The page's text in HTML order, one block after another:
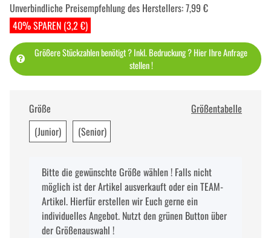
40% SPAREN (3,2 €)
Unverbindliche Preisempfehlung des Herstellers:7,99 €
Größere Stückzahlen benötigt ? Inkl. Bedruckung ? Hier Ihre Anfrage
stellen !
Größe
Größentabelle
(Junior)
(Senior)
xBitte die gewünschte Größe wählen ! Falls nicht
möglich ist der Artikel ausverkauft oder ein TEAM-
Artikel. Hierfür erstellen wir Euch gerne ein
individuelles Angebot. Nutzt den grünen Button über
der Größenauswahl !